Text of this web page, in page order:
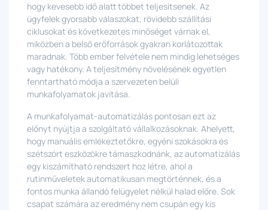
hogy kevesebb idő alatt többet teljesítsenek. Az
ügyfelek gyorsabb válaszokat, rövidebb szállítási
ciklusokat és következetes minőséget várnak el,
miközben a belső erőforrások gyakran korlátozottak
maradnak. Több ember felvétele nem mindig lehetséges
vagy hatékony. A teljesítmény növelésének egyetlen
fenntartható módja a szervezeten belüli
munkafolyamatok javítása.
A munkafolyamat-automatizálás pontosan ezt az
előnyt nyújtja a szolgáltató vállalkozásoknak. Ahelyett,
hogy manuális emlékeztetőkre, egyéni szokásokra és
szétszórt eszközökre támaszkodnánk, az automatizálás
egy kiszámítható rendszert hoz létre, ahol a
rutinműveletek automatikusan megtörténnek, és a
fontos munka állandó felügyelet nélkül halad előre. Sok
csapat számára az eredmény nem csupán egy kis